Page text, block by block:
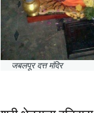
जबलपूर दत्त मंदिर